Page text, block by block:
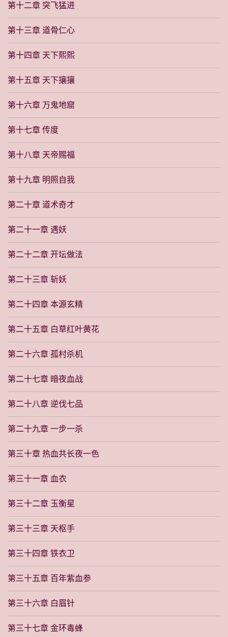
第十二章 突飞猛进
第十三章 道骨仁心
第十四章 天下熙熙
第十五章 天下攘攘
第十六章 万鬼地窟
第十七章 传度
第十八章 天帝赐福
第十九章 明照自我
第二十章 道术奇才
第二十一章 遇妖
第二十二章 开坛做法
第二十三章 斩妖
第二十四章 本源玄精
第二十五章 白草红叶黄花
第二十六章 孤村杀机
第二十七章 暗夜血战
第二十八章 逆伐七品
第二十九章 一步一杀
第三十章 热血共长夜一色
第三十一章 血衣
第三十二章 玉衡星
第三十三章 天枢手
第三十四章 铁衣卫
第三十五章 百年紫血参
第三十六章 白眉针
第三十七章 金环毒蜂